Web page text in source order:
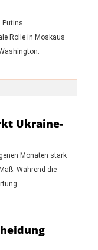
Putins
Rolle in Moskaus
Ukraine-
Monaten stark
Während die